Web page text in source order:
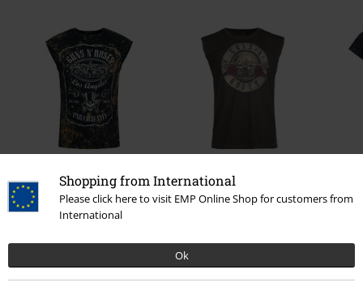
Shopping from International
Please click here to visit EMP Online Shop for customers from
International
Ok
ab19,99 € ab24,99 €